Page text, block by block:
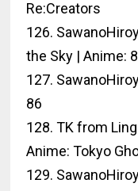
Re:Creators
126.
the Sky | Anime:
127.
86
128. TK from
Anime: Tokyo
129.